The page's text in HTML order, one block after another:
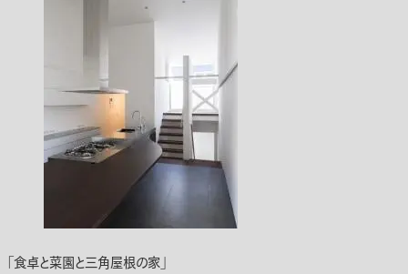
「食卓と菜園と三角屋根の家」